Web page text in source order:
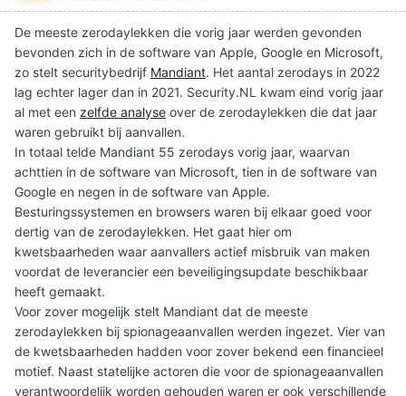
De meeste zerodaylekken die vorig jaar werden gevonden
bevonden zich in de software van Apple, Google en Microsoft,
zo stelt securitybedrijf Mandiant. Het aantal zerodays in 2022
lag echter lager dan in 2021. Security.NL kwam eind vorig jaar
al met een zelfde analyse over de zerodaylekken die dat jaar
waren gebruikt bij aanvallen.
In totaal telde Mandiant 55 zerodays vorig jaar, waarvan
achttien in de software van Microsoft, tien in de software van
Google en negen in de software van Apple.
Besturingssystemen en browsers waren bij elkaar goed voor
dertig van de zerodaylekken. Het gaat hier om
kwetsbaarheden waar aanvallers actief misbruik van maken
voordat de leverancier een beveiligingsupdate beschikbaar
heeft gemaakt.
Voor zover mogelijk stelt Mandiant dat de meeste
zerodaylekken bij spionageaanvallen werden ingezet. Vier van
de kwetsbaarheden hadden voor zover bekend een financieel
motief. Naast statelijke actoren die voor de spionageaanvallen
verantwoordelijk worden gehouden waren er ook verschillende